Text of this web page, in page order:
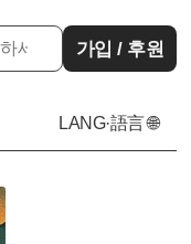
가입 / 후원
LANG·語言 🌐